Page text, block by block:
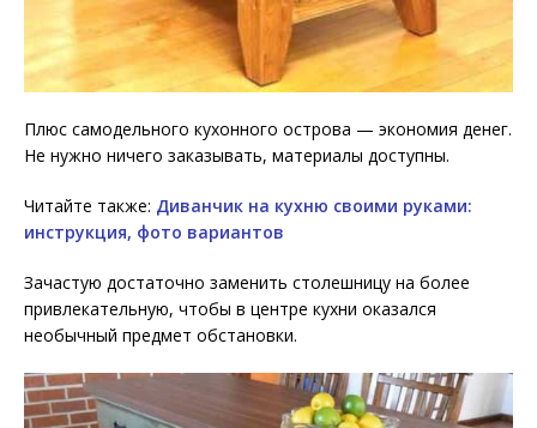
Плюс самодельного кухонного острова — экономия денег.
Не нужно ничего заказывать, материалы доступны.
Читайте также: Диванчик на кухню своими руками:
инструкция, фото вариантов
Зачастую достаточно заменить столешницу на более
привлекательную, чтобы в центре кухни оказался
необычный предмет обстановки.